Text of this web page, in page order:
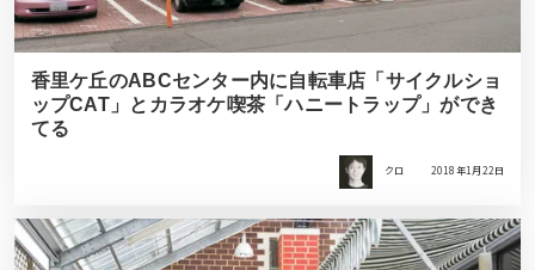
香里ケ丘のABCセンター内に自転車店「サイクルショ
ップCAT」とカラオケ喫茶「ハニートラップ」ができ
てる
クロ 2018年1月22日